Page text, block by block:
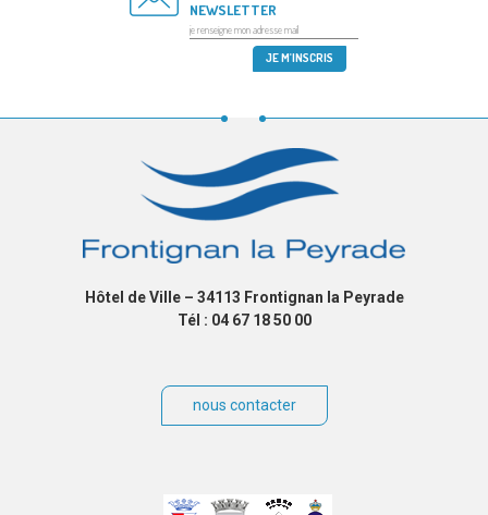
NEWSLETTER
Hôtel de Ville – 34113 Frontignan la Peyrade
Tél : 04 67 18 50 00
nous contacter